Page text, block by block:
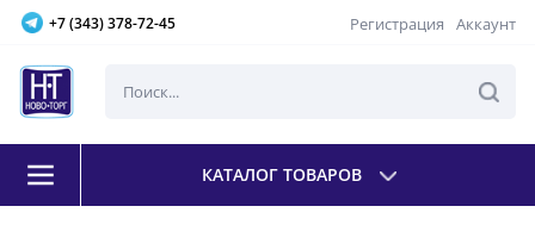
+7 (343) 378-72-45 Регистрация Аккаунт
КАТАЛОГ ТОВАРОВ